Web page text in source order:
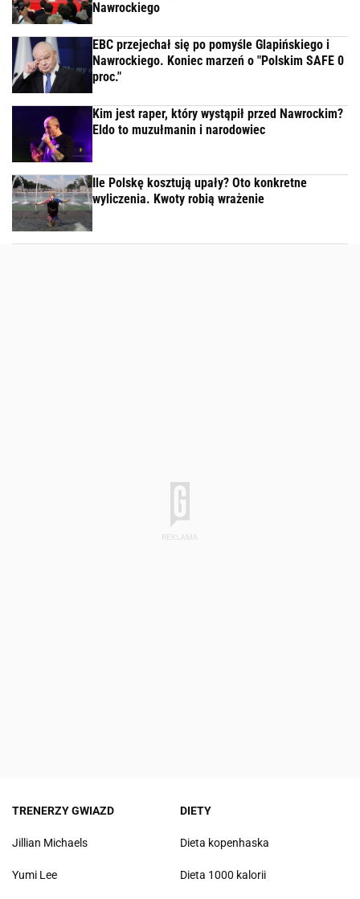
Nawrockiego
EBC przejechał się po pomyśle Glapińskiego i
Nawrockiego. Koniec marzeń o "Polskim SAFE 0
proc."
Kim jest raper, który wystąpił przed Nawrockim?
Eldo to muzułmanin i narodowiec
Ile Polskę kosztują upały? Oto konkretne
wyliczenia. Kwoty robią wrażenie
TRENERZY GWIAZD
Jillian Michaels
Yumi Lee
DIETY
Dieta kopenhaska
Dieta 1000 kalorii